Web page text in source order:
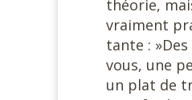
théorie,
vraiment
tante :
vous, une
un plat de